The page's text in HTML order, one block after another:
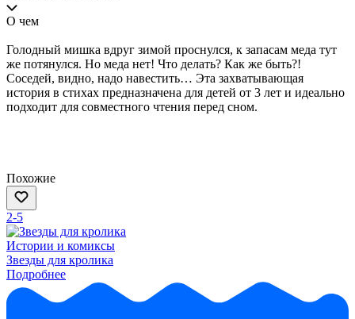
О чем
Голодный мишка вдруг зимой проснулся, к запасам меда тут
же потянулся. Но меда нет! Что делать? Как же быть?!
Соседей, видно, надо навестить… Эта захватывающая
история в стихах предназначена для детей от 3 лет и идеально
подходит для совместного чтения перед сном.
Похожие
2-5
Истории и комиксы
Звезды для кролика
Подробнее